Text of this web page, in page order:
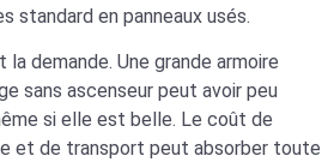
standard en panneaux usés.
demande. Une grande armoire
sans ascenseur peut avoir peu
si elle est belle. Le coût de
et de transport peut absorber toute